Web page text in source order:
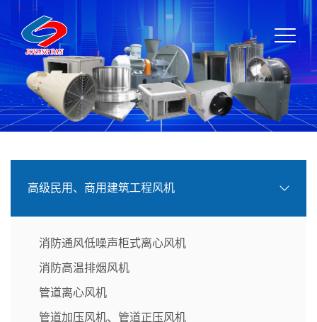
高级民用、商用建筑工程风机
消防通风低噪声柜式离心风机
消防高温排烟风机
管道离心风机
管道加压风机、管道正压风机